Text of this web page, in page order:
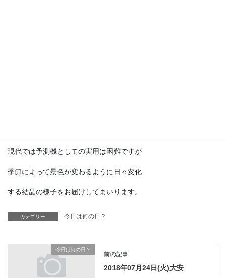
現代では予測機としての実用は困難ですが
季節によって景色が変わるように日々変化
する結晶の様子をお届けしてまいります。
カテゴリー 今日は何の日？
今日は何の日？
前の記事
2018年07月24日(火)大安